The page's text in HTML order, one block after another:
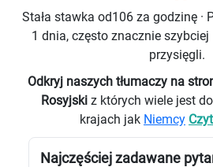
Stała stawka od106 za godzinę ·
1 dnia, często znacznie szybciej
przysięgli.
Odkryj naszych tłumaczy na
Rosyjski z których wiele jest
krajach jak Niemcy
Najczęściej zadawane